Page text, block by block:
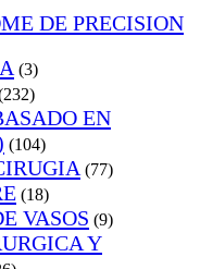
DE PRECISION
(3)
EN
(104)
(77)
(18)
VASOS (9)
Y